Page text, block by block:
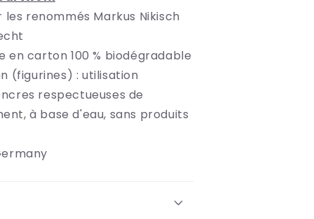
les renommés Markus Nikisch
en carton 100 % biodégradable
(figurines) : utilisation
respectueuses de
à base d'eau, sans produits